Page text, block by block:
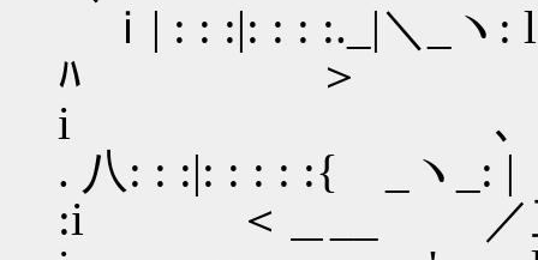
ｉ| : : :|: : : :._|＼_ヽ
ﾊ ＞
i ゝ､
. 八: : :|: : : : :{ _ヽ_:
:i ＜＿